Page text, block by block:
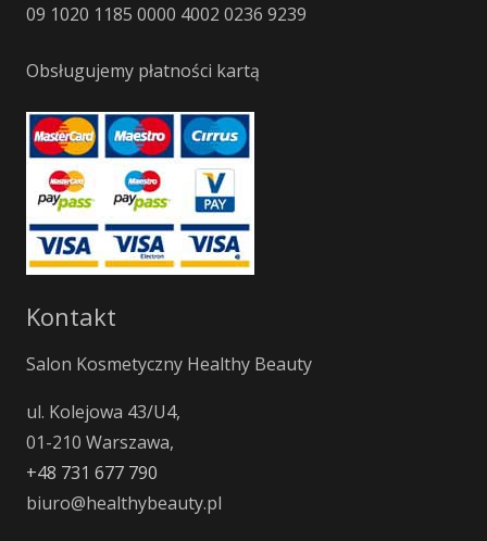
09 1020 1185 0000 4002 0236 9239
Obsługujemy płatności kartą
Kontakt
Salon Kosmetyczny Healthy Beauty
ul. Kolejowa 43/U4,
01-210 Warszawa,
+48 731 677 790
biuro@healthybeauty.pl